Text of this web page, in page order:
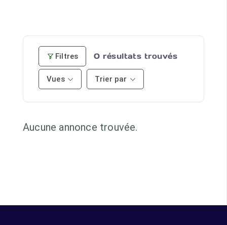
Filtres 0 résultats trouvés
Vues Trier par
Aucune annonce trouvée.